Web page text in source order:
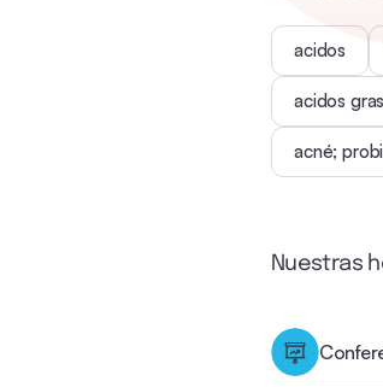
acidos
acidos
acné;
Nuestras